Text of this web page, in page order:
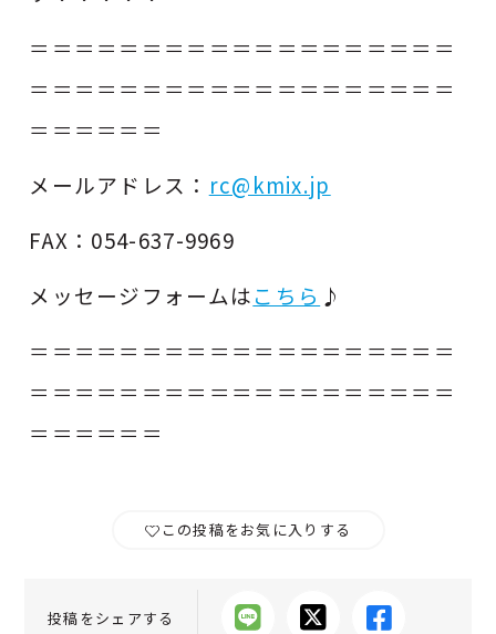
＝＝＝＝＝＝＝＝＝＝＝＝＝＝＝＝＝＝＝
＝＝＝＝＝＝＝＝＝＝＝＝＝＝＝＝＝＝＝
＝＝＝＝＝＝
メールアドレス： rc@kmix.jp
FAX：054-637-9969
メッセージフォームはこちら ♪
＝＝＝＝＝＝＝＝＝＝＝＝＝＝＝＝＝＝＝
＝＝＝＝＝＝＝＝＝＝＝＝＝＝＝＝＝＝＝
＝＝＝＝＝＝
この投稿をお気に入りする
投稿をシェアする